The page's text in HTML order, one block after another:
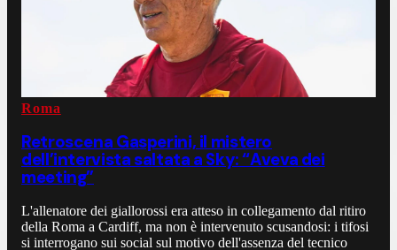
Roma
Retroscena Gasperini, il mistero
dell’intervista saltata a Sky: “Aveva dei
meeting”
L'allenatore dei giallorossi era atteso in collegamento dal ritiro
della Roma a Cardiff, ma non è intervenuto scusandosi: i tifosi
si interrogano sui social sul motivo dell'assenza del tecnico